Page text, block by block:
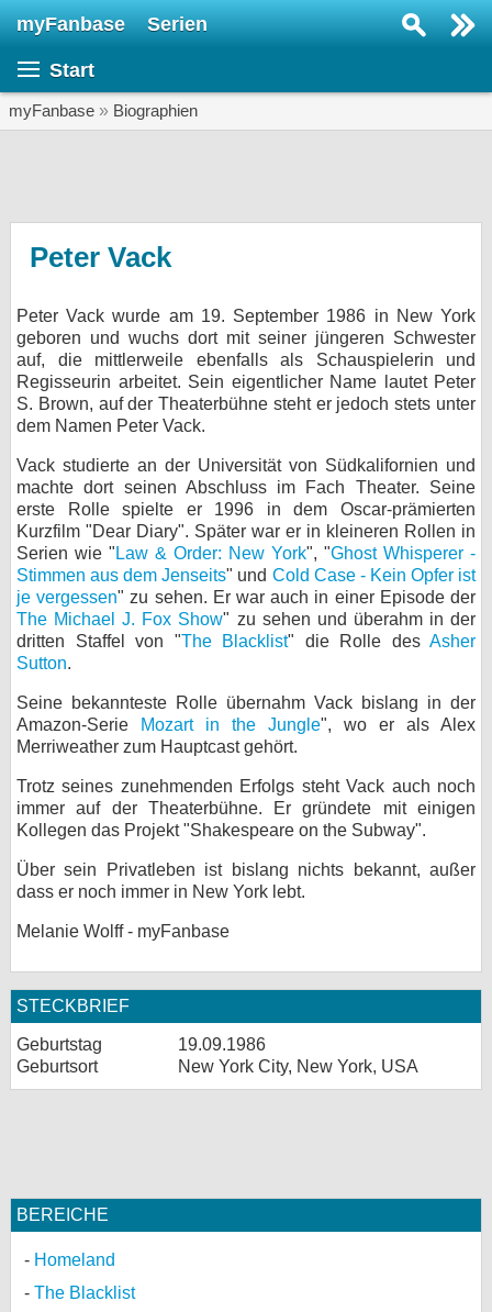
myFanbase Serien
Start
myFanbase » Biographien
Peter Vack
Peter Vack wurde am 19. September 1986 in New York
geboren und wuchs dort mit seiner jüngeren Schwester
auf, die mittlerweile ebenfalls als Schauspielerin und
Regisseurin arbeitet. Sein eigentlicher Name lautet Peter
S. Brown, auf der Theaterbühne steht er jedoch stets unter
dem Namen Peter Vack.
Vack studierte an der Universität von Südkalifornien und
machte dort seinen Abschluss im Fach Theater. Seine
erste Rolle spielte er 1996 in dem Oscar-prämierten
Kurzfilm "Dear Diary". Später war er in kleineren Rollen in
Serien wie " Law & Order: New York", "Ghost Whisperer -
Stimmen aus dem Jenseits" und Cold Case - Kein Opfer ist
je vergessen" zu sehen. Er war auch in einer Episode der
The Michael J. Fox Show" zu sehen und überahm in der
dritten Staffel von "The Blacklist" die Rolle des Asher
Sutton.
Seine bekannteste Rolle übernahm Vack bislang in der
Amazon-Serie
Mozart in the Jungle", wo er als Alex
Merriweather zum Hauptcast gehört.
Trotz seines zunehmenden Erfolgs steht Vack auch noch
immer auf der Theaterbühne. Er gründete mit einigen
Kollegen das Projekt "Shakespeare on the Subway".
Über sein Privatleben ist bislang nichts bekannt, außer
dass er noch immer in New York lebt.
Melanie Wolff - myFanbase
STECKBRIEF
Geburtstag
19.09.1986
Geburtsort
New York City, New York, USA
BEREICHE
Homeland
The Blacklist
KULTUR
Specials
SERVICE
Forum
bei X
bei Facebook
Kontakt
Datenschutz
Cookie-Einstellungen
Impressum
Desktop-Ansicht
myFanbase